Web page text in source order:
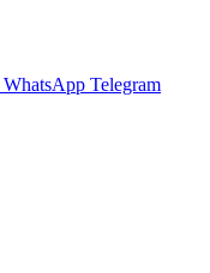
WhatsApp Telegram